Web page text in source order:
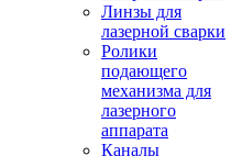
Линзы для
лазерной сварки
Ролики
подающего
механизма для
лазерного
аппарата
Каналы